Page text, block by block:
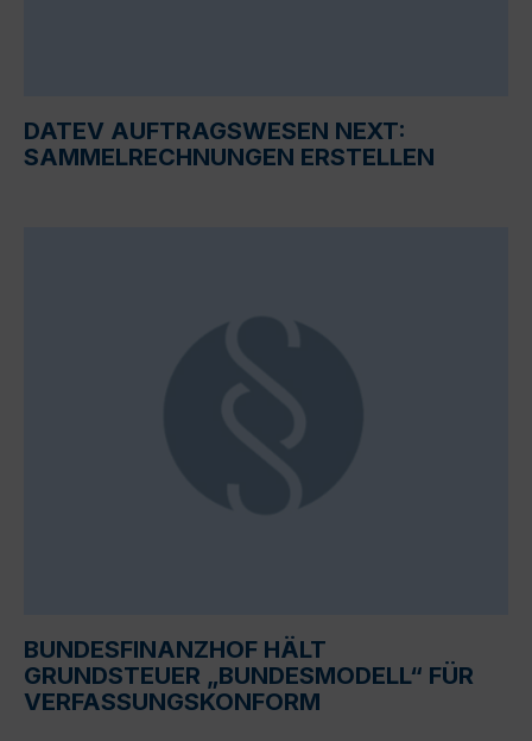
DATEV AUFTRAGSWESEN NEXT:
SAMMELRECHNUNGEN ERSTELLEN
BUNDESFINANZHOF HÄLT
GRUNDSTEUER „BUNDESMODELL“ FÜR
VERFASSUNGSKONFORM